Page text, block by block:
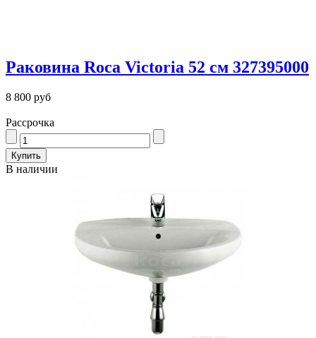
Раковина Roca Victoria 52 см 327395000
8 800 руб
Рассрочка
В наличии